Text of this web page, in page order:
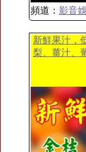
頻道： 影音
新鮮果汁，
梨、薑汁、